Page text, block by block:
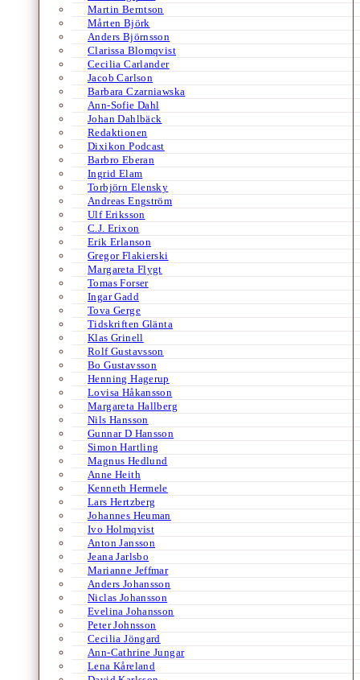
Martin Berntson
Mårten Björk
Anders Björnsson
Clarissa Blomqvist
Cecilia Carlander
Jacob Carlson
Barbara Czarniawska
Ann-Sofie Dahl
Johan Dahlbäck
Redaktionen
Dixikon Podcast
Barbro Eberan
Ingrid Elam
Torbjörn Elensky
Andreas Engström
Ulf Eriksson
C.J. Erixon
Erik Erlanson
Gregor Flakierski
Margareta Flygt
Tomas Forser
Ingar Gadd
Tova Gerge
Tidskriften Glänta
Klas Grinell
Rolf Gustavsson
Bo Gustavsson
Henning Hagerup
Lovisa Håkansson
Margareta Hallberg
Nils Hansson
Gunnar D Hansson
Simon Hartling
Magnus Hedlund
Anne Heith
Kenneth Hermele
Lars Hertzberg
Johannes Heuman
Ivo Holmqvist
Anton Jansson
Jeana Jarlsbo
Marianne Jeffmar
Anders Johansson
Niclas Johansson
Evelina Johansson
Peter Johnsson
Cecilia Jöngard
Ann-Cathrine Jungar
Lena Kåreland